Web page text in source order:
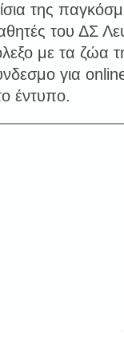
της
του ΔΣ
με τα ζώα
για
έντυπο.